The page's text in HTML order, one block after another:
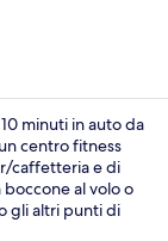
minuti in auto da
centro fitness
caffetteria e di
al volo o
gli altri punti di